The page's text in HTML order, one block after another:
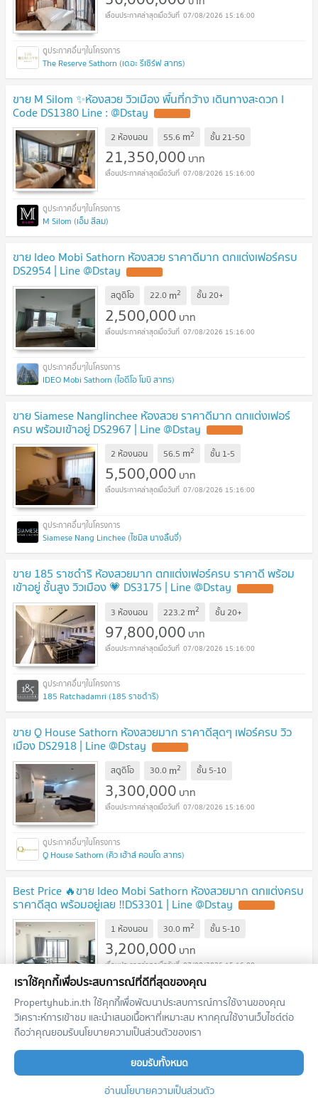
07/08/2026 15:16:00
The Reserve Sathorn (เดอะ รีเซิร์ฟ สาทร)
ขาย M Silom ✨ห้องสวย วิวเมือง พื้นที่กว้าง เดินทางสะดวก I
Code DS1380 Line : @Dstay
2 ห้องนอน 55.6 m2 ชั้น21-50
21,350,000 บาท
07/08/2026 15:16:00
M Silom (เอ็ม สีลม)
ขาย Ideo Mobi Sathorn ห้องสวย ราคาดีมาก ตกแต่งเฟอร์ครบ
DS2954 | Line @Dstay
สตูดิโอ 22.0 m2 ชั้น20+
2,500,000 บาท
07/08/2026 15:16:00
IDEO Mobi Sathorn (ไอดีโอ โมบิ สาทร)
ขาย Siamese Nanglinchee ห้องสวย ราคาดีมาก ตกแต่งเฟอร์
ครบ พร้อมเข้าอยู่ DS2967 | Line @Dstay
2 ห้องนอน 56.5 m2 ชั้น 1-5
5,500,000 บาท
07/08/2026 15:16:00
Siamese Nang Linchee (ไซมิส นางลิ้นจี่)
ขาย 185 ราชดำริ ห้องสวยมาก ตกแต่งเฟอร์ครบ ราคาดี พร้อม
เข้าอยู่ ชั้นสูง วิวเมือง 💗 DS3175 | Line @Dstay
3 ห้องนอน 223.2 m2 ชั้น20+
97,800,000 บาท
07/08/2026 15:16:00
185 Ratchadamri (185 ราชดำริ)
ขาย Q House Sathorn ห้องสวยมาก ราคาดีสุดๆ เฟอร์ครบ วิว
เมือง DS2918 | Line @Dstay
สตูดิโอ 30.0 m2 ชั้น 5-10
3,300,000 บาท
07/08/2026 15:16:00
Q House Sathorn (คิว เฮ้าส์ คอนโด สาทร)
Best Price 🔥ขาย Ideo Mobi Sathorn ห้องสวยมาก ตกแต่งครบ
ราคาดีสุด พร้อมอยู่เลย ‼️DS3301 | Line @Dstay
1 ห้องนอน 30.0 m2 ชั้น 5-10
3,200,000 บาท
07/08/2026 15:16:00
IDEO Mobi Sathorn (ไอดีโอ โมบิ สาทร)
Best Price ✨ขาย Supalai Lite Sathorn-Charoenrat ห้องสวย
ตกแต่งครบ ราคาดีมาก พร้อมเข้าอยู่ DS3426 | Line
@Dstay UPDATE !
1 ห้องนอน 35.0m2 ชั้น
เราใช้คุกกี้เพื่อประสบการณ์ที่ดีที่สุดของคุณ
Propertyhub.in.th ใช้คุกกี้เพื่อพัฒนาประสบการณ์การใช้งานของคุณ
วิเคราะห์การเข้าชม และนำเสนอเนื้อหาที่เหมาะสม หากคุณใช้งานเว็บไซต์ต่อ
ถือว่าคุณยอมรับนโยบายความเป็นส่วนตัวของเรา
ยอมรับทั้งหมด
อ่านนโยบายความเป็นส่วนตัว